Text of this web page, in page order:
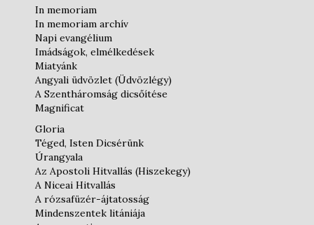
In memoriam
In memoriam archív
Napi evangélium
Imádságok, elmélkedések
Miatyánk
Angyali üdvözlet (Üdvözlégy)
A Szentháromság dicsőítése
Magnificat
Gloria
Téged, Isten Dicsérünk
Úrangyala
Az Apostoli Hitvallás (Hiszekegy)
A Niceai Hitvallás
A rózsafüzér-ájtatosság
Mindenszentek litániája